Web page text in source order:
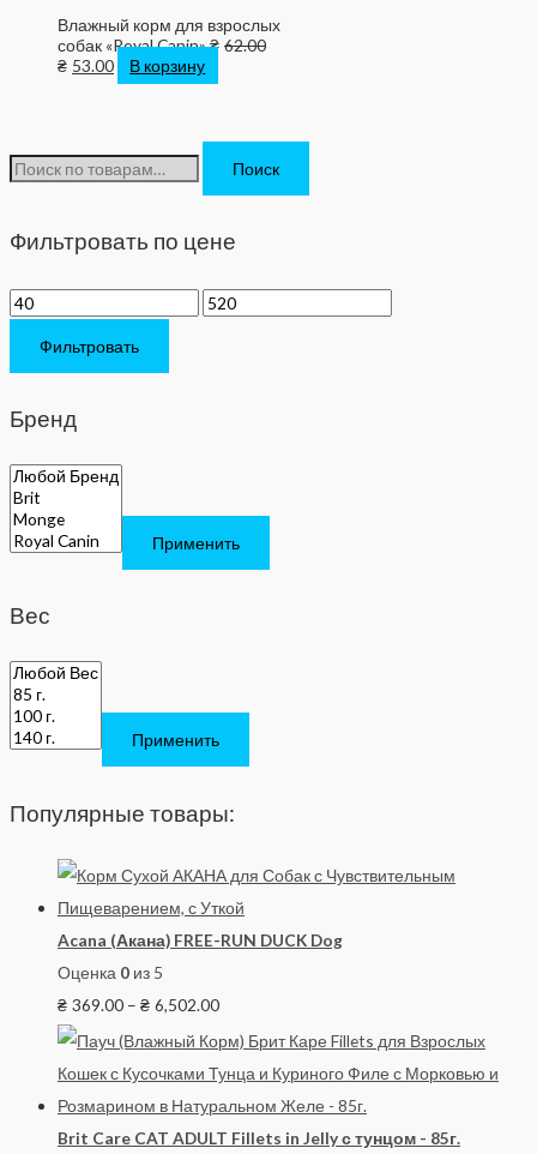
И
с
а
т
ь
Поиск
Фильтровать по цене
Фильтровать
Бренд
Применить
Вес
Применить
Популярные товары:
Acana (Акана) FREE-RUN DUCK Dog
Оценка 0 из 5
₴ 369.00 – ₴ 6,502.00
Brit Care CAT ADULT Fillets in Jelly с тунцом - 85г.
Влажный корм для взрослых
собак «Royal Canin»₴ 62.00
₴ 53.00 В корзину